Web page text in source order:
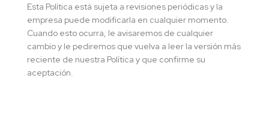
Esta Política está sujeta a revisiones periódicas y la
empresa puede modificarla en cualquier momento.
Cuando esto ocurra, le avisaremos de cualquier
cambio y le pediremos que vuelva a leer la versión más
reciente de nuestra Política y que confirme su
aceptación.